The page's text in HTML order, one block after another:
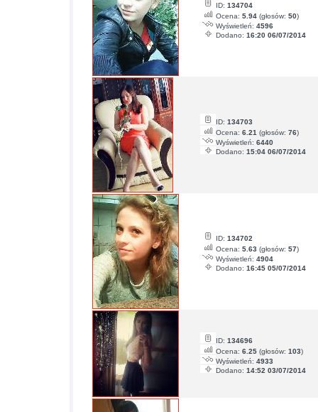
ID: 134704
Ocena: 5.94 (głosów: 50)
Wyświetleń: 4596
Dodano: 16:20 06/07/2014
ID: 134703
Ocena: 6.21 (głosów: 76)
Wyświetleń: 6440
Dodano: 15:04 06/07/2014
ID: 134702
Ocena: 5.63 (głosów: 57)
Wyświetleń: 4904
Dodano: 16:45 05/07/2014
ID: 134696
Ocena: 6.25 (głosów: 103)
Wyświetleń: 4933
Dodano: 14:52 03/07/2014